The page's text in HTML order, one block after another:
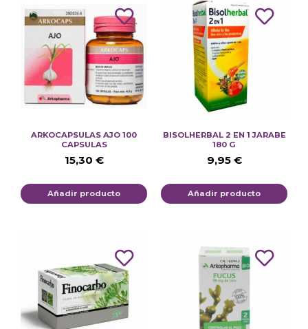
ARKOCAPSULAS AJO 100
CAPSULAS
15,30 €
Añadir producto
BISOLHERBAL 2 EN 1 JARABE
180 G
9,95 €
Añadir producto